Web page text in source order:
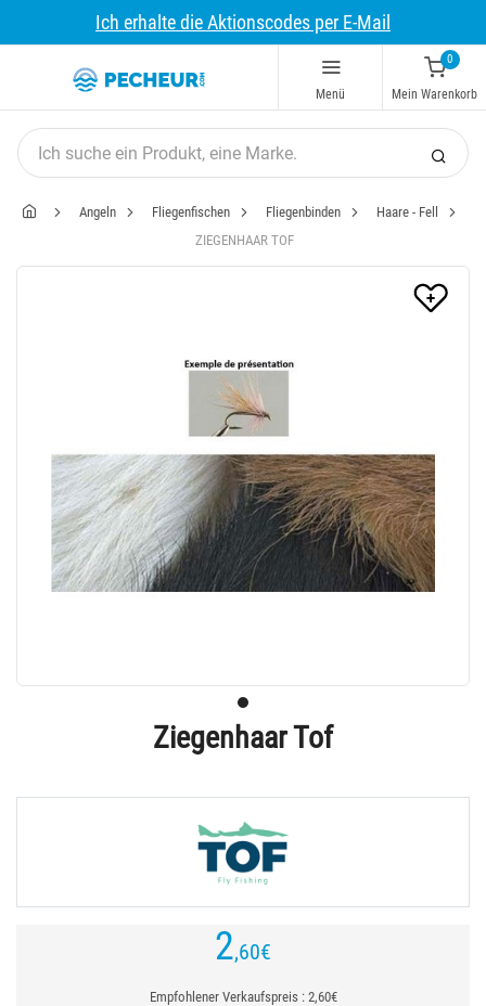
Ich erhalte die Aktionscodes per E-Mail
Menü
0
Mein Warenkorb
Angeln Fliegenfischen Fliegenbinden
Haare - Fell
ZIEGENHAAR TOF
Ziegenhaar Tof
2,60€
Empfohlener Verkaufspreis : 2,60€